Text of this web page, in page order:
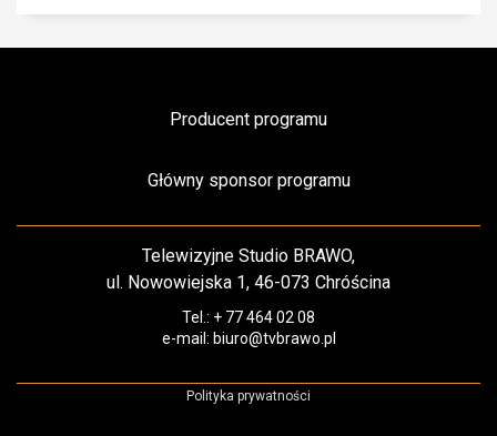
Producent programu
Główny sponsor programu
Telewizyjne Studio BRAWO,
ul. Nowowiejska 1, 46-073 Chróścina
Tel.: + 77 464 02 08
e-mail: biuro@tvbrawo.pl
Polityka prywatności